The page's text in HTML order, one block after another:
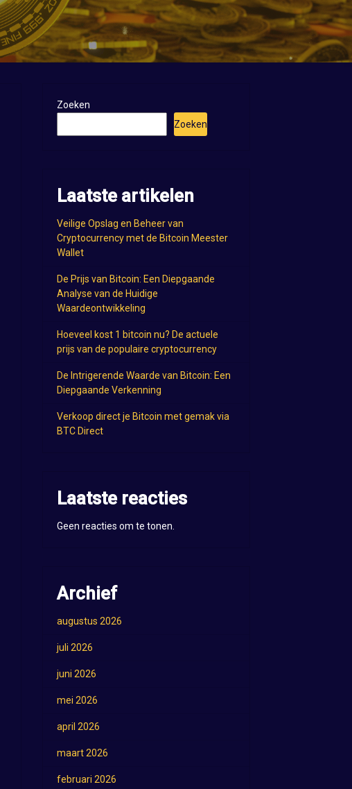
Zoeken
Zoeken
Laatste artikelen
Veilige Opslag en Beheer van
Cryptocurrency met de Bitcoin Meester
Wallet
De Prijs van Bitcoin: Een Diepgaande
Analyse van de Huidige
Waardeontwikkeling
Hoeveel kost 1 bitcoin nu? De actuele
prijs van de populaire cryptocurrency
De Intrigerende Waarde van Bitcoin: Een
Diepgaande Verkenning
Verkoop direct je Bitcoin met gemak via
BTC Direct
Laatste reacties
Geen reacties om te tonen.
Archief
augustus 2026
juli 2026
juni 2026
mei 2026
april 2026
maart 2026
februari 2026